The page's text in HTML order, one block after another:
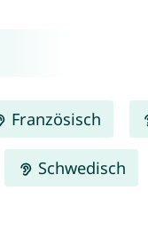
Französisch
Schwedisch